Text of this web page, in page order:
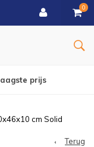
0
Gratis
cm Solid
Terug